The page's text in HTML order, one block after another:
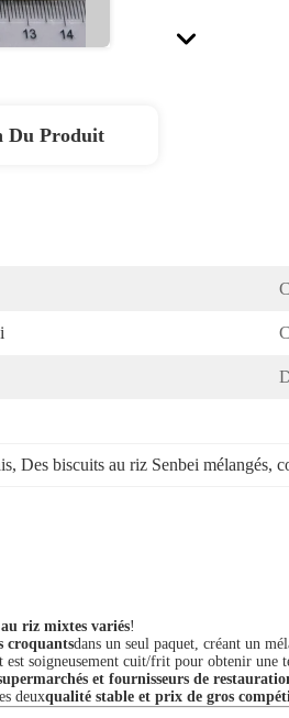
Du Produit
, Des biscuits au riz Senbei mélangés,
riz mixtes variés!
croquantsdans un seul paquet, créant un
est soigneusement cuit/frit pour obtenir une
et fournisseurs de
deuxqualité stable et prix de gros